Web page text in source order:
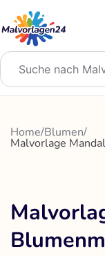
Inhalt
springen
Home/Blumen/
Malvorlage